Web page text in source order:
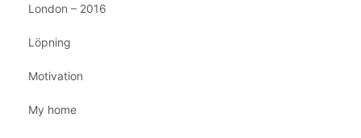
London – 2016
Löpning
Motivation
My home